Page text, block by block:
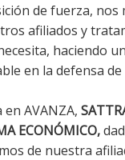
de fuerza, nos
afiliados y
haciendo
en la defensa
en AVANZA,
ECONÓMICO,
de nuestra